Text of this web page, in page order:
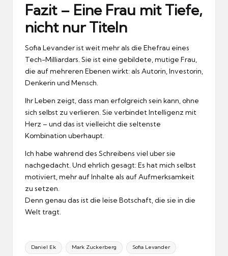
Fazit – Eine Frau mit Tiefe,
nicht nur Titeln
Sofia Levander ist weit mehr als die Ehefrau eines
Tech-Milliardars. Sie ist eine gebildete, mutige Frau,
die auf mehreren Ebenen wirkt: als Autorin, Investorin,
Denkerin und Mensch.
Ihr Leben zeigt, dass man erfolgreich sein kann, ohne
sich selbst zu verlieren. Sie verbindet Intelligenz mit
Herz – und das ist vielleicht die seltenste
Kombination uberhaupt.
Ich habe wahrend des Schreibens viel uber sie
nachgedacht. Und ehrlich gesagt: Es hat mich selbst
motiviert, mehr auf Inhalte als auf Aufmerksamkeit
zu setzen.
Denn genau das ist die leise Botschaft, die sie in die
Welt tragt.
Tags:
Daniel Ek Mark Zuckerberg Sofia Levander